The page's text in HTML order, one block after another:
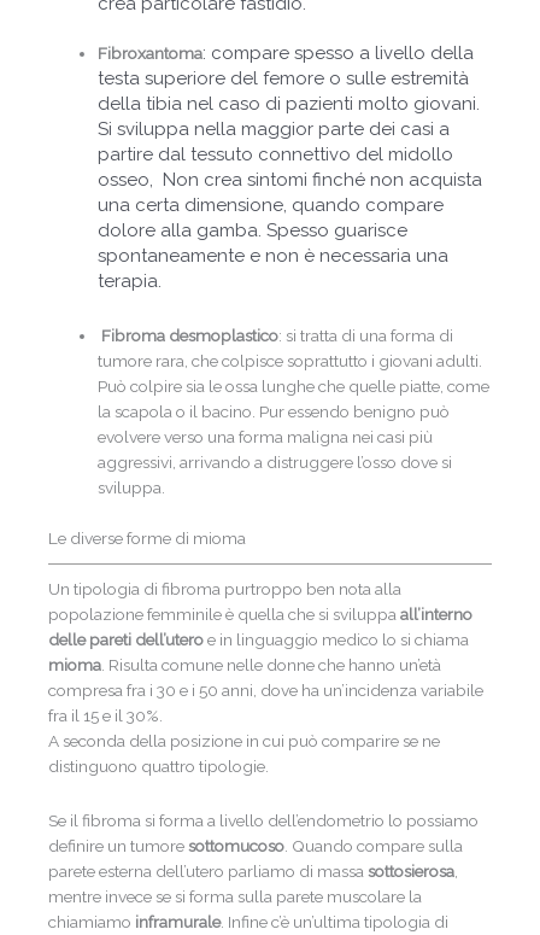
Fibroxantoma: compare spesso a livello della
testa superiore del femore o sulle estremità
della tibia nel caso di pazienti molto giovani.
Si sviluppa nella maggior parte dei casi a
partire dal tessuto connettivo del midollo
osseo, Non crea sintomi finché non acquista
una certa dimensione, quando compare
dolore alla gamba. Spesso guarisce
spontaneamente e non è necessaria una
terapia.
Fibroma desmoplastico: si tratta di una forma di
tumore rara, che colpisce soprattutto i giovani adulti.
Può colpire sia le ossa lunghe che quelle piatte, come
la scapola o il bacino. Pur essendo benigno può
evolvere verso una forma maligna nei casi più
aggressivi, arrivando a distruggere l’osso dove si
sviluppa.
Le diverse forme di mioma
Un tipologia di fibroma purtroppo ben nota alla
popolazione femminile è quella che si sviluppa all’interno
delle pareti dell’uteroe in linguaggio medico lo si chiama
mioma . Risulta comune nelle donne che hanno un’età
compresa fra i 30 e i 50 anni, dove ha un’incidenza variabile
fra il 15 e il 30%.
A seconda della posizione in cui può comparire se ne
distinguono quattro tipologie.
Se il fibroma si forma a livello dell’endometrio lo possiamo
definire un tumoresottomucoso . Quando compare sulla
parete esterna dell’utero parliamo di massa sottosierosa
mentre invece se si forma sulla parete muscolare la
chiamiamo inframurale. Infine c’è un’ultima tipologia di